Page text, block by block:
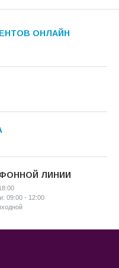
ОНЛАЙН
ЛИНИИ
09:00 - 12:00